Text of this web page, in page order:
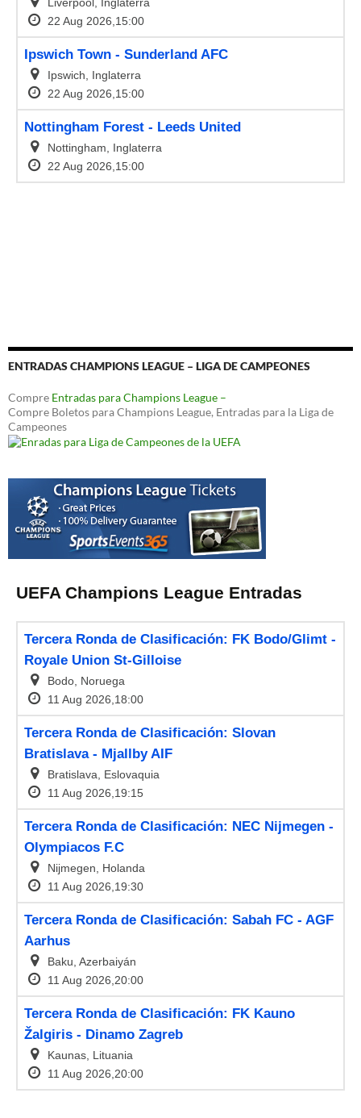
ENTRADAS CHAMPIONS LEAGUE – LIGA DE CAMPEONES
Compre Entradas para Champions League –
Compre Boletos para Champions League, Entradas para la Liga de
Campeones